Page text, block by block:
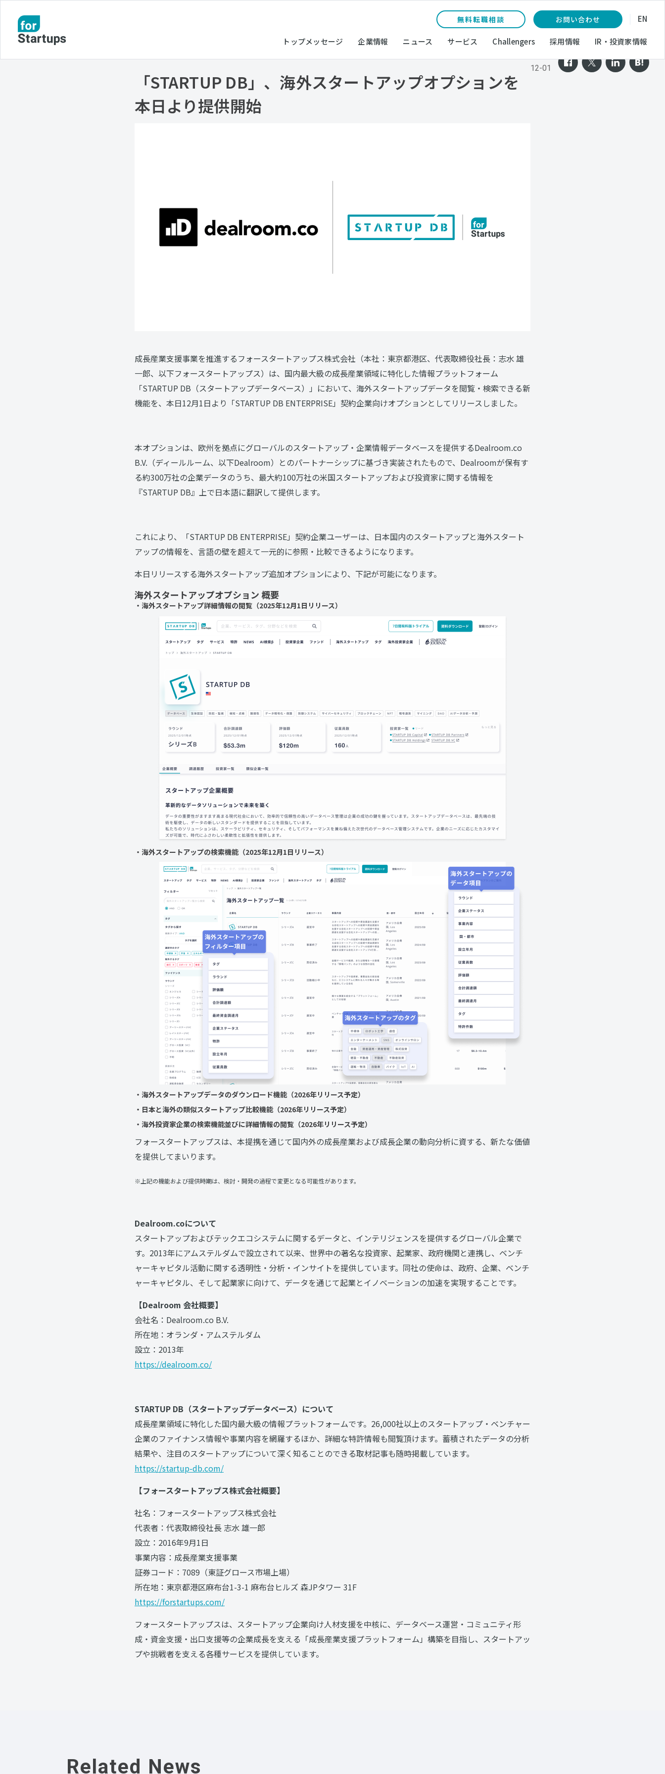
無料転職相談 お問い合わせ EN
トップメッセージ 企業情報 ニュース サービス Challengers 採用情報 IR・投資家情報
「STARTUP DB」、海外スタートアップオプションを
本日より提供開始
12-01
成長産業支援事業を推進するフォースタートアップス株式会社（本社：東京都港区、代表取締役社長：志水 雄
一郎、以下フォースタートアップス）は、国内最大級の成長産業領域に特化した情報プラットフォーム
「STARTUP DB（スタートアップデータベース）」において、海外スタートアップデータを閲覧・検索できる新
機能を、本日12月1日より「STARTUP DB ENTERPRISE」契約企業向けオプションとしてリリースしました。
本オプションは、欧州を拠点にグローバルのスタートアップ・企業情報データベースを提供するDealroom.co
B.V.（ディールルーム、以下Dealroom）とのパートナーシップに基づき実装されたもので、Dealroomが保有す
る約300万社の企業データのうち、最大約100万社の米国スタートアップおよび投資家に関する情報を
『STARTUP DB』上で日本語に翻訳して提供します。
これにより、「STARTUP DB ENTERPRISE」契約企業ユーザーは、日本国内のスタートアップと海外スタート
アップの情報を、言語の壁を超えて一元的に参照・比較できるようになります。
本日リリースする海外スタートアップ追加オプションにより、下記が可能になります。
海外スタートアップオプション 概要
・海外スタートアップ詳細情報の閲覧（2025年12月1日リリース）
・海外スタートアップの検索機能（2025年12月1日リリース）
・海外スタートアップデータのダウンロード機能（2026年リリース予定）
・日本と海外の類似スタートアップ比較機能（2026年リリース予定）
・海外投資家企業の検索機能並びに詳細情報の閲覧（2026年リリース予定）
フォースタートアップスは、本提携を通じて国内外の成長産業および成長企業の動向分析に資する、新たな価値
を提供してまいります。
※上記の機能および提供時期は、検討・開発の過程で変更となる可能性があります。
Dealroom.coについて
スタートアップおよびテックエコシステムに関するデータと、インテリジェンスを提供するグローバル企業で
す。2013年にアムステルダムで設立されて以来、世界中の著名な投資家、起業家、政府機関と連携し、ベンチ
ャーキャピタル活動に関する透明性・分析・インサイトを提供しています。同社の使命は、政府、企業、ベンチ
ャーキャピタル、そして起業家に向けて、データを通じて起業とイノベーションの加速を実現することです。
【Dealroom 会社概要】
会社名：Dealroom.co B.V.
所在地：オランダ・アムステルダム
設立：2013年
https://dealroom.co/
STARTUP DB（スタートアップデータベース）について
成長産業領域に特化した国内最大級の情報プラットフォームです。26,000社以上のスタートアップ・ベンチャー
企業のファイナンス情報や事業内容を網羅するほか、詳細な特許情報も閲覧頂けます。蓄積されたデータの分析
結果や、注目のスタートアップについて深く知ることのできる取材記事も随時掲載しています。
https://startup-db.com/
【フォースタートアップス株式会社概要】
社名：フォースタートアップス株式会社
代表者：代表取締役社長 志水 雄一郎
設立：2016年9月1日
事業内容：成長産業支援事業
証券コード：7089（東証グロース市場上場）
所在地：東京都港区麻布台1-3-1 麻布台ヒルズ 森JPタワー 31F
https://forstartups.com/
フォースタートアップスは、スタートアップ企業向け人材支援を中核に、データベース運営・コミュニティ形
成・資金支援・出口支援等の企業成長を支える「成長産業支援プラットフォーム」構築を目指し、スタートアッ
プや挑戦者を支える各種サービスを提供しています。
Related News